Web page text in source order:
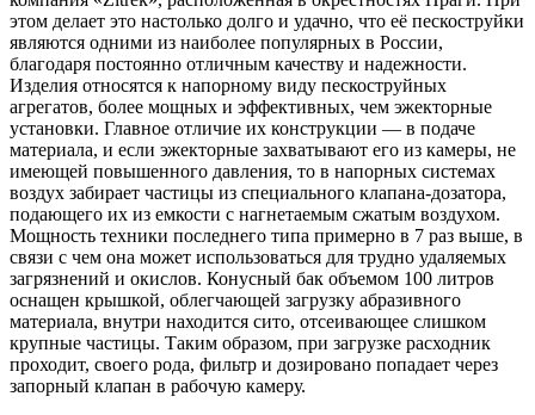
этом делает это настолько долго и удачно, что её пескоструйки
являются одними из наиболее популярных в России,
благодаря постоянно отличным качеству и надежности.
Изделия относятся к напорному виду пескоструйных
агрегатов, более мощных и эффективных, чем эжекторные
установки. Главное отличие их конструкции — в подаче
материала, и если эжекторные захватывают его из камеры, не
имеющей повышенного давления, то в напорных системах
воздух забирает частицы из специального клапана-дозатора,
подающего их из емкости с нагнетаемым сжатым воздухом.
Мощность техники последнего типа примерно в 7 раз выше, в
связи с чем она может использоваться для трудно удаляемых
загрязнений и окислов. Конусный бак объемом 100 литров
оснащен крышкой, облегчающей загрузку абразивного
материала, внутри находится сито, отсеивающее слишком
крупные частицы. Таким образом, при загрузке расходник
проходит, своего рода, фильтр и дозировано попадает через
запорный клапан в рабочую камеру.